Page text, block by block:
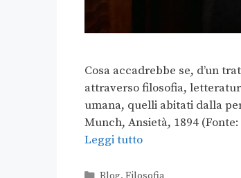
Cosa accadrebbe se, d’un
attraverso filosofia,
umana, quelli abitati dalla
Munch, Ansietà, 1894
Leggi tutto